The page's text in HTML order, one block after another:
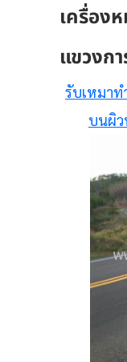
เครื่อง
แขวงก
รับเหมาท
บนผิว